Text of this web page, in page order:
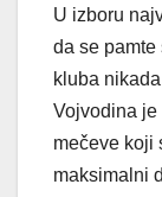
U izboru
da se
kluba
Vojvodina je
mečeve koji
maksimalni